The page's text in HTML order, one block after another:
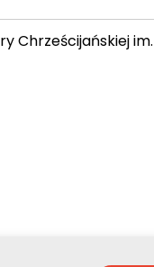
Chrześcijańskiej